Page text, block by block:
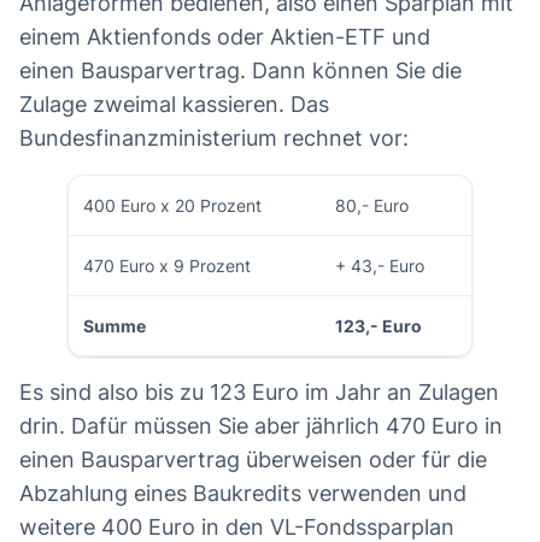
einem Aktienfonds oder Aktien-ETF und
einen Bausparvertrag. Dann können Sie die
Zulage zweimal kassieren. Das
Bundesfinanzministerium rechnet vor:
400 Euro x 20 Prozent 80,- Euro
470 Euro x 9 Prozent + 43,- Euro
Summe 123,- Euro
Es sind also bis zu 123 Euro im Jahr an Zulagen
drin. Dafür müssen Sie aber jährlich 470 Euro in
einen Bausparvertrag überweisen oder für die
Abzahlung eines Baukredits verwenden und
weitere 400 Euro in den VL-Fondssparplan